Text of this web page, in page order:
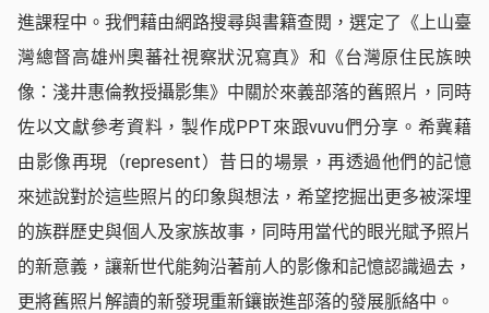
進課程中。我們藉由網路搜尋與書籍查閱，選定了《上山臺
灣總督高雄州奧蕃社視察狀況寫真》和《台灣原住民族映
像：淺井惠倫教授攝影集》中關於來義部落的舊照片，同時
佐以文獻參考資料，製作成PPT來跟vuvu們分享。希冀藉
由影像再現（represent）昔日的場景，再透過他們的記憶
來述說對於這些照片的印象與想法，希望挖掘出更多被深埋
的族群歷史與個人及家族故事，同時用當代的眼光賦予照片
的新意義，讓新世代能夠沿著前人的影像和記憶認識過去，
更將舊照片解讀的新發現重新鑲嵌進部落的發展脈絡中。